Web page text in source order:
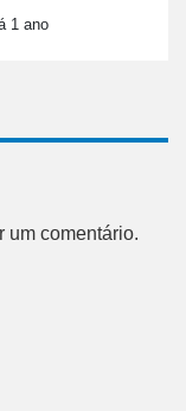
1 ano
um comentário.